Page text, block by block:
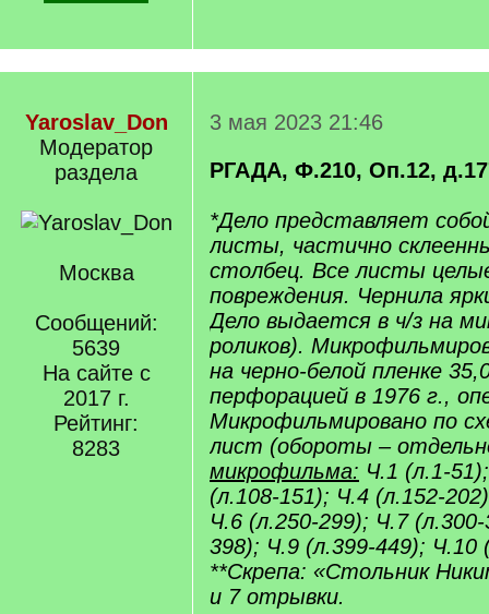
Yaroslav_Don
Модератор
раздела
Москва
Сообщений:
5639
На сайте с
2017 г.
Рейтинг:
8283
3 мая 2023 21:46
РГАДА, Ф.210, Оп.12,
*Дело представляет
листы, частично
столбец. Все листы
повреждения. Чернила
Дело выдается в ч/з на
роликов).
на черно-белой пленке
перфорацией в 1976 г.,
Микрофильмировано по
лист (обороты –
микрофильма: Ч.1 (л.1-
(л.108-151); Ч.4 (л.152-
Ч.6 (л.250-299); Ч.7
398); Ч.9 (л.399-449); Ч.10
**Скрепа: «Стольник
и 7 отрывки.